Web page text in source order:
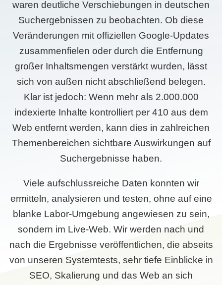
waren deutliche Verschiebungen in deutschen
Suchergebnissen zu beobachten. Ob diese
Veränderungen mit offiziellen Google-Updates
zusammenfielen oder durch die Entfernung
großer Inhaltsmengen verstärkt wurden, lässt
sich von außen nicht abschließend belegen.
Klar ist jedoch: Wenn mehr als 2.000.000
indexierte Inhalte kontrolliert per 410 aus dem
Web entfernt werden, kann dies in zahlreichen
Themenbereichen sichtbare Auswirkungen auf
Suchergebnisse haben.
Viele aufschlussreiche Daten konnten wir
ermitteln, analysieren und testen, ohne auf eine
blanke Labor-Umgebung angewiesen zu sein,
sondern im Live-Web. Wir werden nach und
nach die Ergebnisse veröffentlichen, die abseits
von unseren Systemtests, sehr tiefe Einblicke in
SEO, Skalierung und das Web an sich